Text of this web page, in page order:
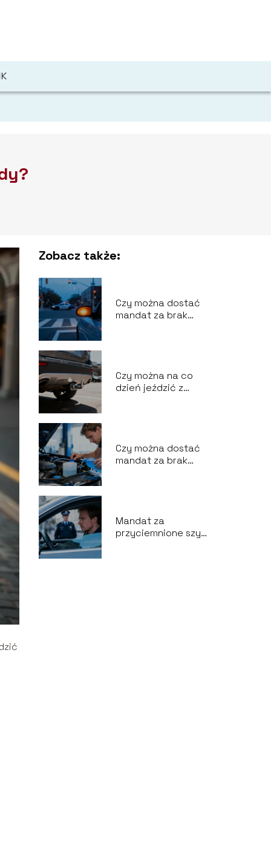
Zobacz także:
Czy można dostać
mandat za brak
Czy można na co
dzień jeździć z
Czy można dostać
mandat za brak
Mandat za
przyciemnione szyby